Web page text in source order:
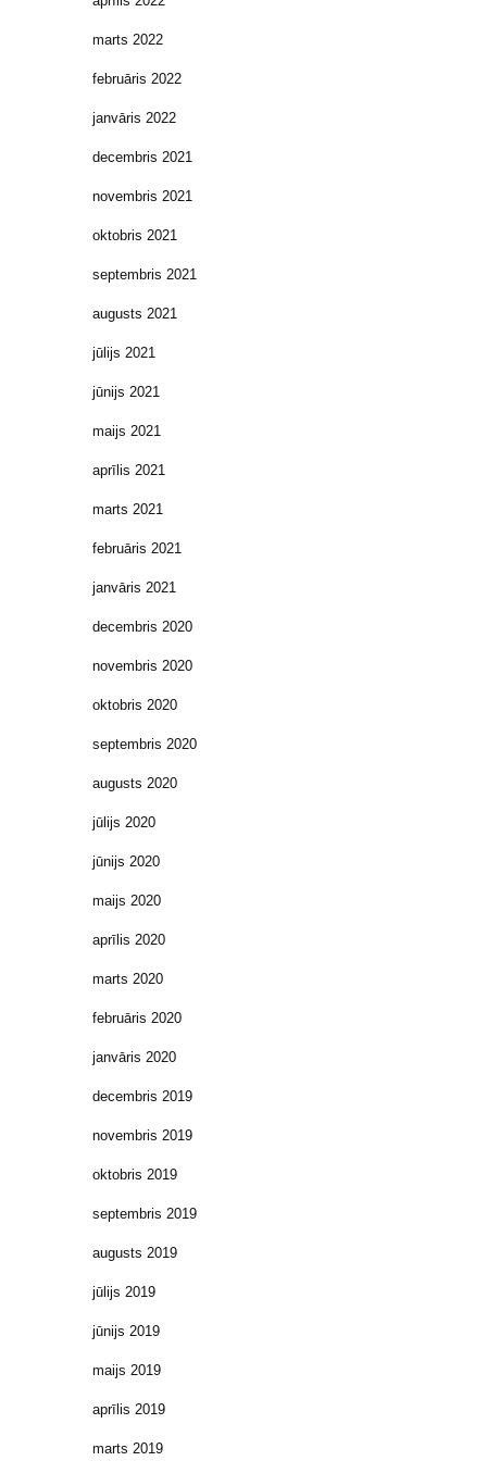
marts 2022
februāris 2022
janvāris 2022
decembris 2021
novembris 2021
oktobris 2021
septembris 2021
augusts 2021
jūlijs 2021
jūnijs 2021
maijs 2021
aprīlis 2021
marts 2021
februāris 2021
janvāris 2021
decembris 2020
novembris 2020
oktobris 2020
septembris 2020
augusts 2020
jūlijs 2020
jūnijs 2020
maijs 2020
aprīlis 2020
marts 2020
februāris 2020
janvāris 2020
decembris 2019
novembris 2019
oktobris 2019
septembris 2019
augusts 2019
jūlijs 2019
jūnijs 2019
maijs 2019
aprīlis 2019
marts 2019